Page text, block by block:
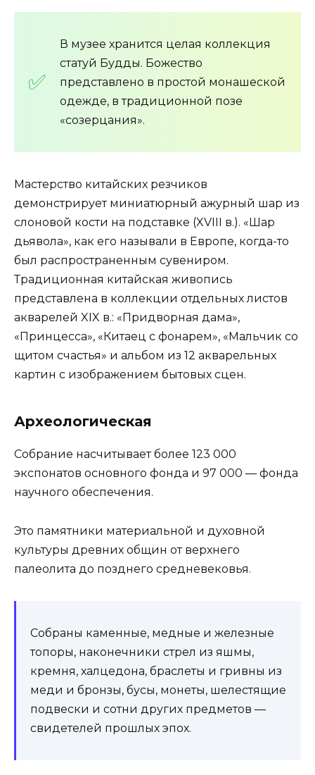
В музее хранится целая коллекция
статуй Будды. Божество
представлено в простой монашеской
одежде, в традиционной позе
«созерцания».
Мастерство китайских резчиков
демонстрирует миниатюрный ажурный шар из
слоновой кости на подставке (XVIII в.). «Шар
дьявола», как его называли в Европе, когда-то
был распространенным сувениром.
Традиционная китайская живопись
представлена в коллекции отдельных листов
акварелей XIX в.: «Придворная дама»,
«Принцесса», «Китаец с фонарем», «Мальчик со
щитом счастья» и альбом из 12 акварельных
картин с изображением бытовых сцен.
Археологическая
Собрание насчитывает более 123 000
экспонатов основного фонда и 97 000 — фонда
научного обеспечения.
Это памятники материальной и духовной
культуры древних общин от верхнего
палеолита до позднего средневековья.
Собраны каменные, медные и железные
топоры, наконечники стрел из яшмы,
кремня, халцедона, браслеты и гривны из
меди и бронзы, бусы, монеты, шелестящие
подвески и сотни других предметов —
свидетелей прошлых эпох.